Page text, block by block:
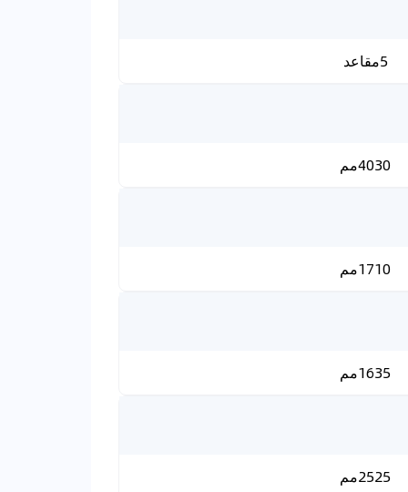
5مقاعد
4030مم
1710مم
1635مم
2525مم